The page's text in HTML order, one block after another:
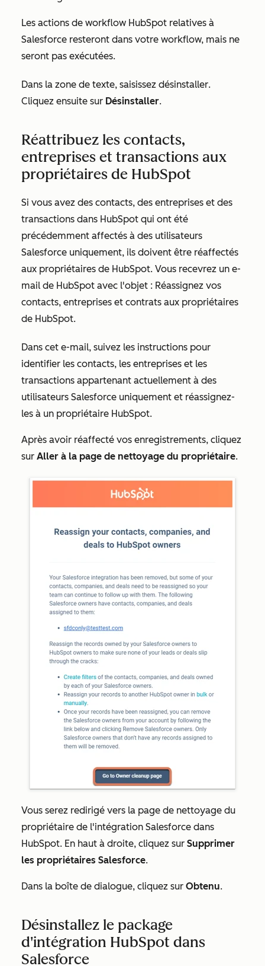
Les actions de workflow HubSpot relatives à
Salesforce resteront dans votre workflow, mais ne
seront pas exécutées.
Dans la zone de texte, saisissez désinstaller.
Cliquez ensuite sur Désinstaller.
Réattribuez les contacts,
entreprises et transactions aux
propriétaires de HubSpot
Si vous avez des contacts, des entreprises et des
transactions dans HubSpot qui ont été
précédemment affectés à des utilisateurs
Salesforce uniquement, ils doivent être réaffectés
aux propriétaires de HubSpot. Vous recevrez un e-
mail de HubSpot avec l'objet : Réassignez vos
contacts, entreprises et contrats aux propriétaires
de HubSpot.
Dans cet e-mail, suivez les instructions pour
identifier les contacts, les entreprises et les
transactions appartenant actuellement à des
utilisateurs Salesforce uniquement et réassignez-
les à un propriétaire HubSpot.
Après avoir réaffecté vos enregistrements, cliquez
sur Aller à la page de nettoyage du propriétaire.
Vous serez redirigé vers la page de nettoyage du
propriétaire de l'intégration Salesforce dans
HubSpot. En haut à droite, cliquez sur Supprimer
les propriétaires Salesforce.
Dans la boîte de dialogue, cliquez sur Obtenu.
Désinstallez le package
d'intégration HubSpot dans
Salesforce